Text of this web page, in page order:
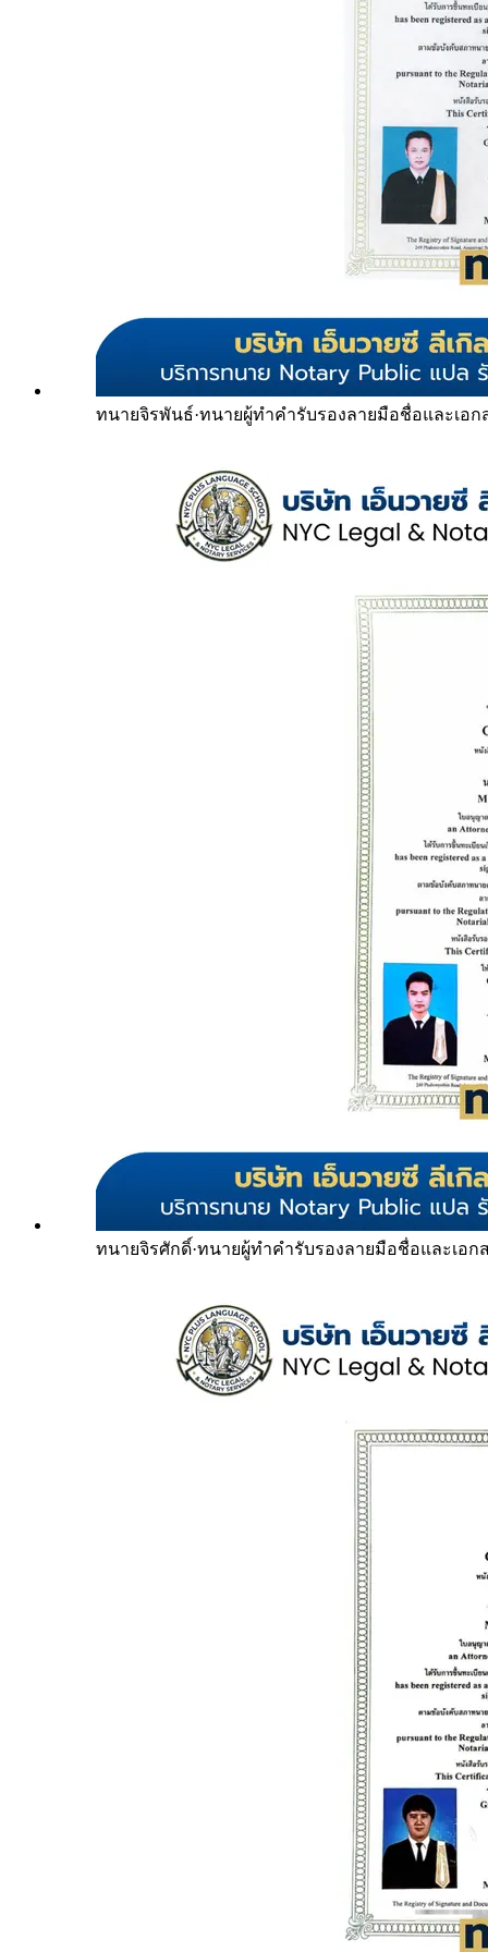
ทนายจิรพันธ์·ทนายผู้ทำคำรับรองลายมือชื่อและเอก
ทนายจิรศักดิ์·ทนายผู้ทำคำรับรองลายมือชื่อและเอก